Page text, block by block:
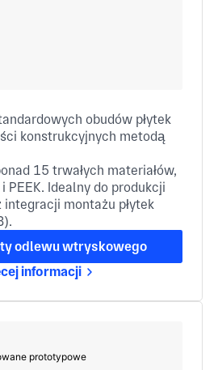
obudów płytek
konstrukcyjnych metodą
15 trwałych materiałów,
PEEK. Idealny do produkcji
integracji montażu płytek
odlewu wtryskowego
informacji